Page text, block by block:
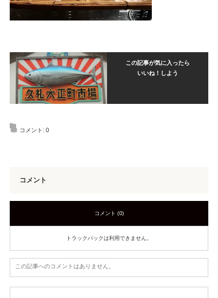
この記事が気に入ったら
いいね！しよう
コメント: 0
コメント
コメント (0)
トラックバックは利用できません。
この記事へのコメントはありません。